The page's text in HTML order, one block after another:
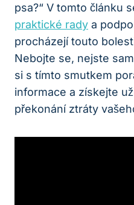
psa?“ V tomto článku
praktické rady a
procházejí touto
Nebojte se, nejste
si s tímto smutkem
informace a získejte
překonání ztráty